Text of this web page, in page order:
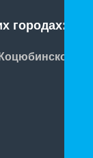
городах: